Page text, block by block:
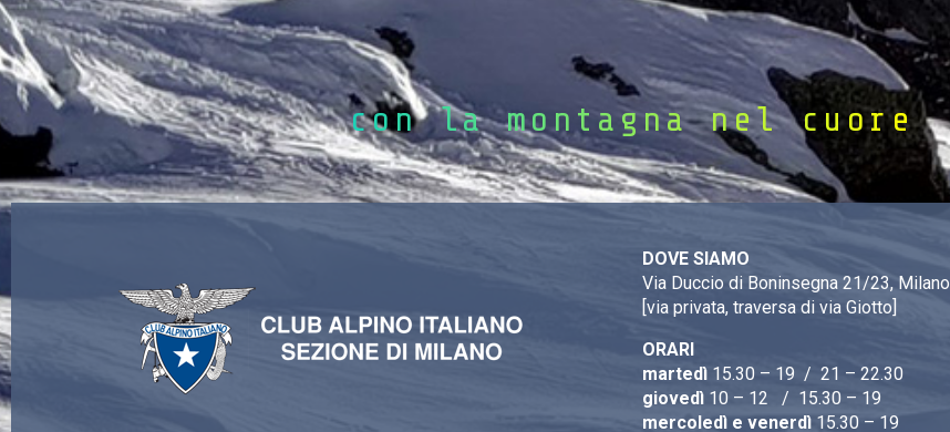
con la montagna nel cuore
DOVE SIAMO
Via Duccio di Boninsegna 21/23, Milano
[via privata, traversa di via Giotto]
ORARI
martedì 15.30 – 19 / 21 – 22.30
giovedì 10 – 12 / 15.30 – 19
mercoledì e venerdì 15.30 – 19